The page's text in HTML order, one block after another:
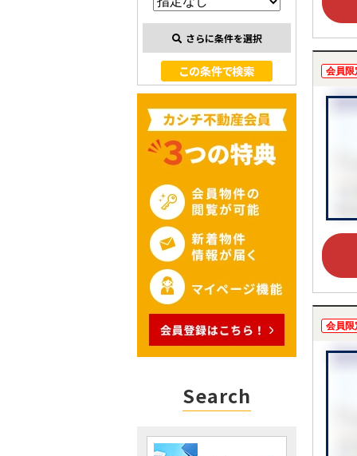
会員限
会員限
さらに条件を選択
Search